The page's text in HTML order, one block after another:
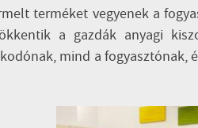
terméket vegyenek a
a gazdák anyagi
mind a fogyasztónak,